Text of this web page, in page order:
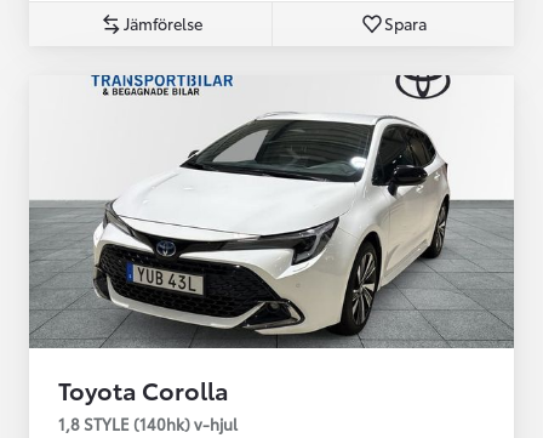
Jämförelse Spara
Toyota Corolla
1,8 STYLE (140hk) v-hjul